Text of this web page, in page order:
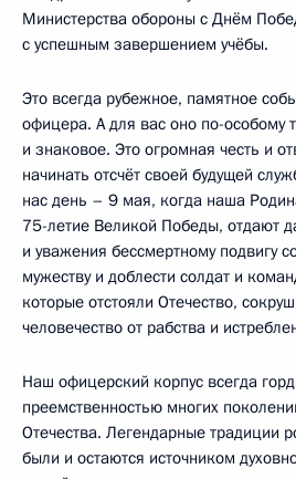
Министерства обороны с Днём
с успешным завершением учёбы.
Это всегда рубежное, памятное
офицера. А для вас оно по-особому
и знаковое. Это огромная честь и
начинать отсчёт своей будущей
нас день – 9 мая, когда наша
75-летие Великой Победы, отдают
и уважения бессмертному подвигу
мужеству и доблести солдат и
которые отстояли Отечество,
человечество от рабства и
Наш офицерский корпус всегда
преемственностью многих
Отечества. Легендарные традиции
были и остаются источником